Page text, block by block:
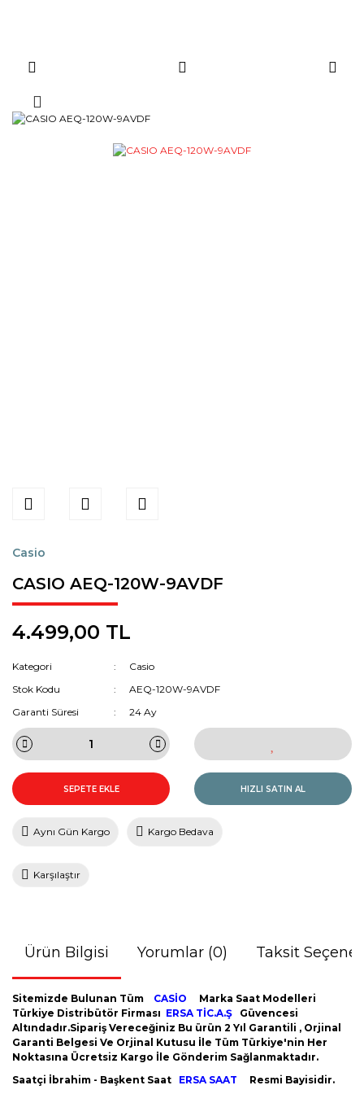
Casio
CASIO AEQ-120W-9AVDF
4.499,00 TL
Kategori
Casio
Stok Kodu
AEQ-120W-9AVDF
Garanti Süresi
24 Ay
SEPETE EKLE HIZLI SATIN AL
Aynı Gün Kargo Kargo Bedava
Karşılaştır
Ürün Bilgisi Yorumlar (0) Taksit
Sitemizde Bulunan Tüm CASİO
Marka Saat Modelleri
Türkiye Distribütör Firması ERSA TİC.A.Ş
Güvencesi
Altındadır.Sipariş Vereceğiniz Bu ürün 2 Yıl Garantili , Orjinal
Garanti Belgesi Ve Orjinal Kutusu İle Tüm Türkiye'nin Her
Noktasına Ücretsiz Kargo İle Gönderim Sağlanmaktadır.
Saatçi İbrahim - Başkent Saat ERSA SAAT Resmi Bayisidir.